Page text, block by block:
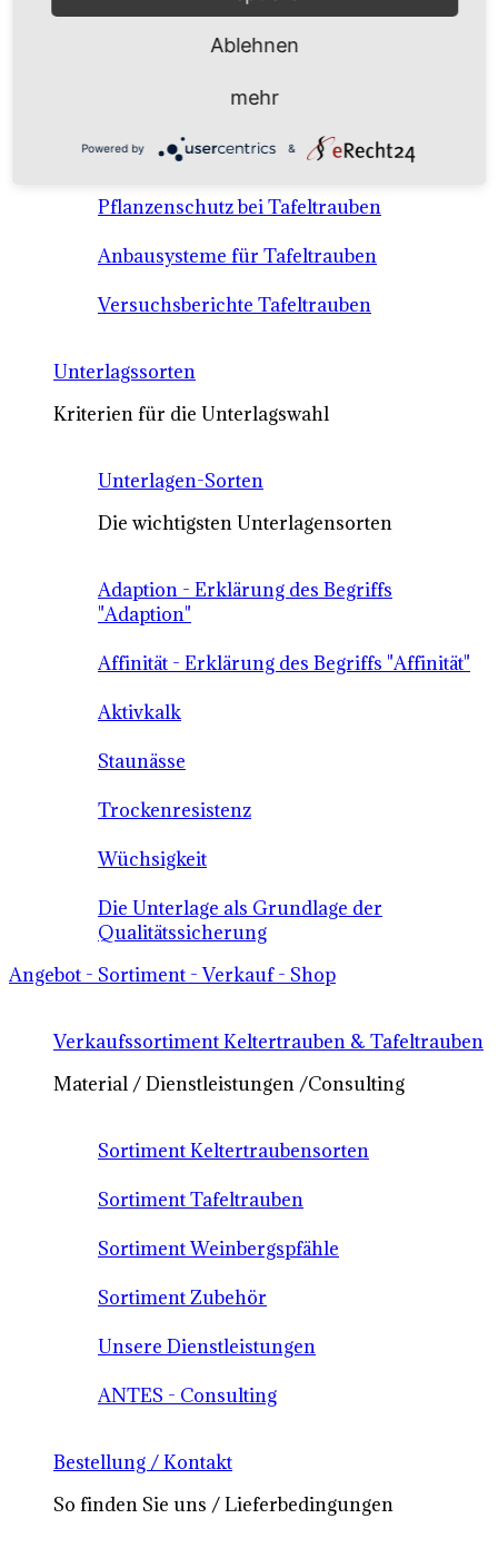
Anbausysteme & Recht
Tafeltrauben A-Z Sortenbeschreibungen
Tafeltraubenanbau - rechtliche
Voraussetzungen
Pflanzenschutz bei Tafeltrauben
Anbausysteme für Tafeltrauben
Versuchsberichte Tafeltrauben
Unterlagssorten
Kriterien für die Unterlagswahl
Unterlagen-Sorten
Die wichtigsten Unterlagensorten
Adaption - Erklärung des Begriffs
"Adaption"
Affinität - Erklärung des Begriffs "Affinität"
Aktivkalk
Staunässe
Trockenresistenz
Wüchsigkeit
Die Unterlage als Grundlage der
Qualitätssicherung
Angebot - Sortiment - Verkauf - Shop
Verkaufssortiment Keltertrauben & Tafeltrauben
Material / Dienstleistungen /Consulting
Sortiment Keltertraubensorten
Sortiment Tafeltrauben
Sortiment Weinbergspfähle
Sortiment Zubehör
Unsere Dienstleistungen
ANTES - Consulting
Bestellung / Kontakt
So finden Sie uns / Lieferbedingungen
Ablehnen
mehr
Powered by &